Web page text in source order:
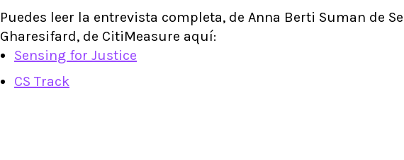
Puedes leer la entrevista completa, de Anna Berti Suman de
Gharesifard, de CitiMeasure aquí:
Sensing for Justice
CS Track